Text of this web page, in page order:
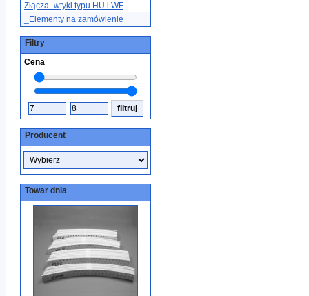
Złącza_wtyki typu HU i WF
_Elementy na zamówienie
Filtry
Cena
-
Producent
Towar dnia